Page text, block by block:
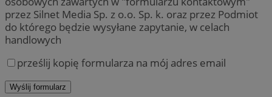
przez Silnet Media Sp. z o.o. Sp. k. oraz przez Podmiot
do którego będzie wysyłane zapytanie, w celach
handlowych
prześlij kopię formularza na mój adres email